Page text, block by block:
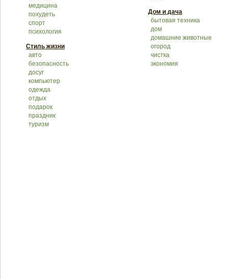
медицина
похудеть
спорт
психология
Стиль жизни
авто
безопасность
досуг
компьютер
одежда
отдых
подарок
праздник
туризм
Дом и дача
бытовая техника
дом
домашние животные
огород
чистка
экономия